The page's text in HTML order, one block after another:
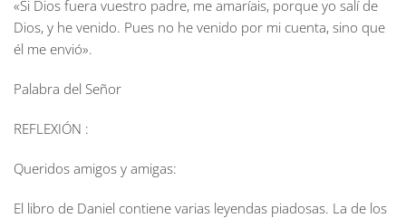
«Si Dios fuera vuestro padre, me amaríais, porque yo salí de
Dios, y he venido. Pues no he venido por mi cuenta, sino que
él me envió».
Palabra del Señor
REFLEXIÓN :
Queridos amigos y amigas:
El libro de Daniel contiene varias leyendas piadosas. La de los